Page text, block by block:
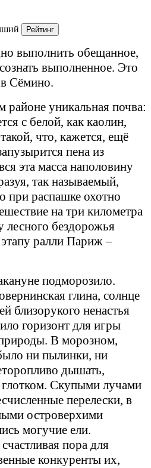
выполнить обещанное,
выполненное. Это
Сёмино.
районе уникальная почва:
с белой, как каолин,
что, кажется, ещё
пена из
эта масса наполовину
так называемый,
при распашке охотно
на три километра
лесного бездорожья
ралли Париж –
подморозило.
глина, солнце
близорукого ненастья
горизонт для игры
В морозном,
ни пылинки, ни
дышать,
Скупыми лучами
перелески, в
островерхими
могучие ели.
пора для
конкуренты их,